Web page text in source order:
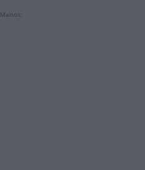
Mainos: